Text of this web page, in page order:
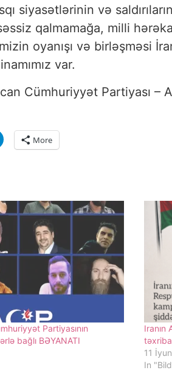
siyasətlərinin və
qalmamağa, milli
oyanışı və birləşməsi
var.
Cümhuriyyət Partiyası –
More
Partiyasının
bağlı BƏYANATI
Iranın
11
In